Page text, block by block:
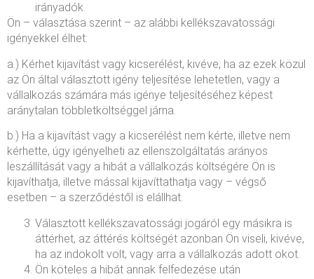
irányadók.
Ön – választása szerint – az alábbi kellékszavatossági
igényekkel élhet:
a.) Kérhet kijavítást vagy kicserélést, kivéve, ha az ezek közül
az Ön által választott igény teljesítése lehetetlen, vagy a
vállalkozás számára más igénye teljesítéséhez képest
aránytalan többletköltséggel járna.
b.) Ha a kijavítást vagy a kicserélést nem kérte, illetve nem
kérhette, úgy igényelheti az ellenszolgáltatás arányos
leszállítását vagy a hibát a vállalkozás költségére Ön is
kijavíthatja, illetve mással kijavíttathatja vagy – végső
esetben – a szerződéstől is elállhat.
Választott kellékszavatossági jogáról egy másikra is
áttérhet, az áttérés költségét azonban Ön viseli, kivéve,
ha az indokolt volt, vagy arra a vállalkozás adott okot.
Ön köteles a hibát annak felfedezése után